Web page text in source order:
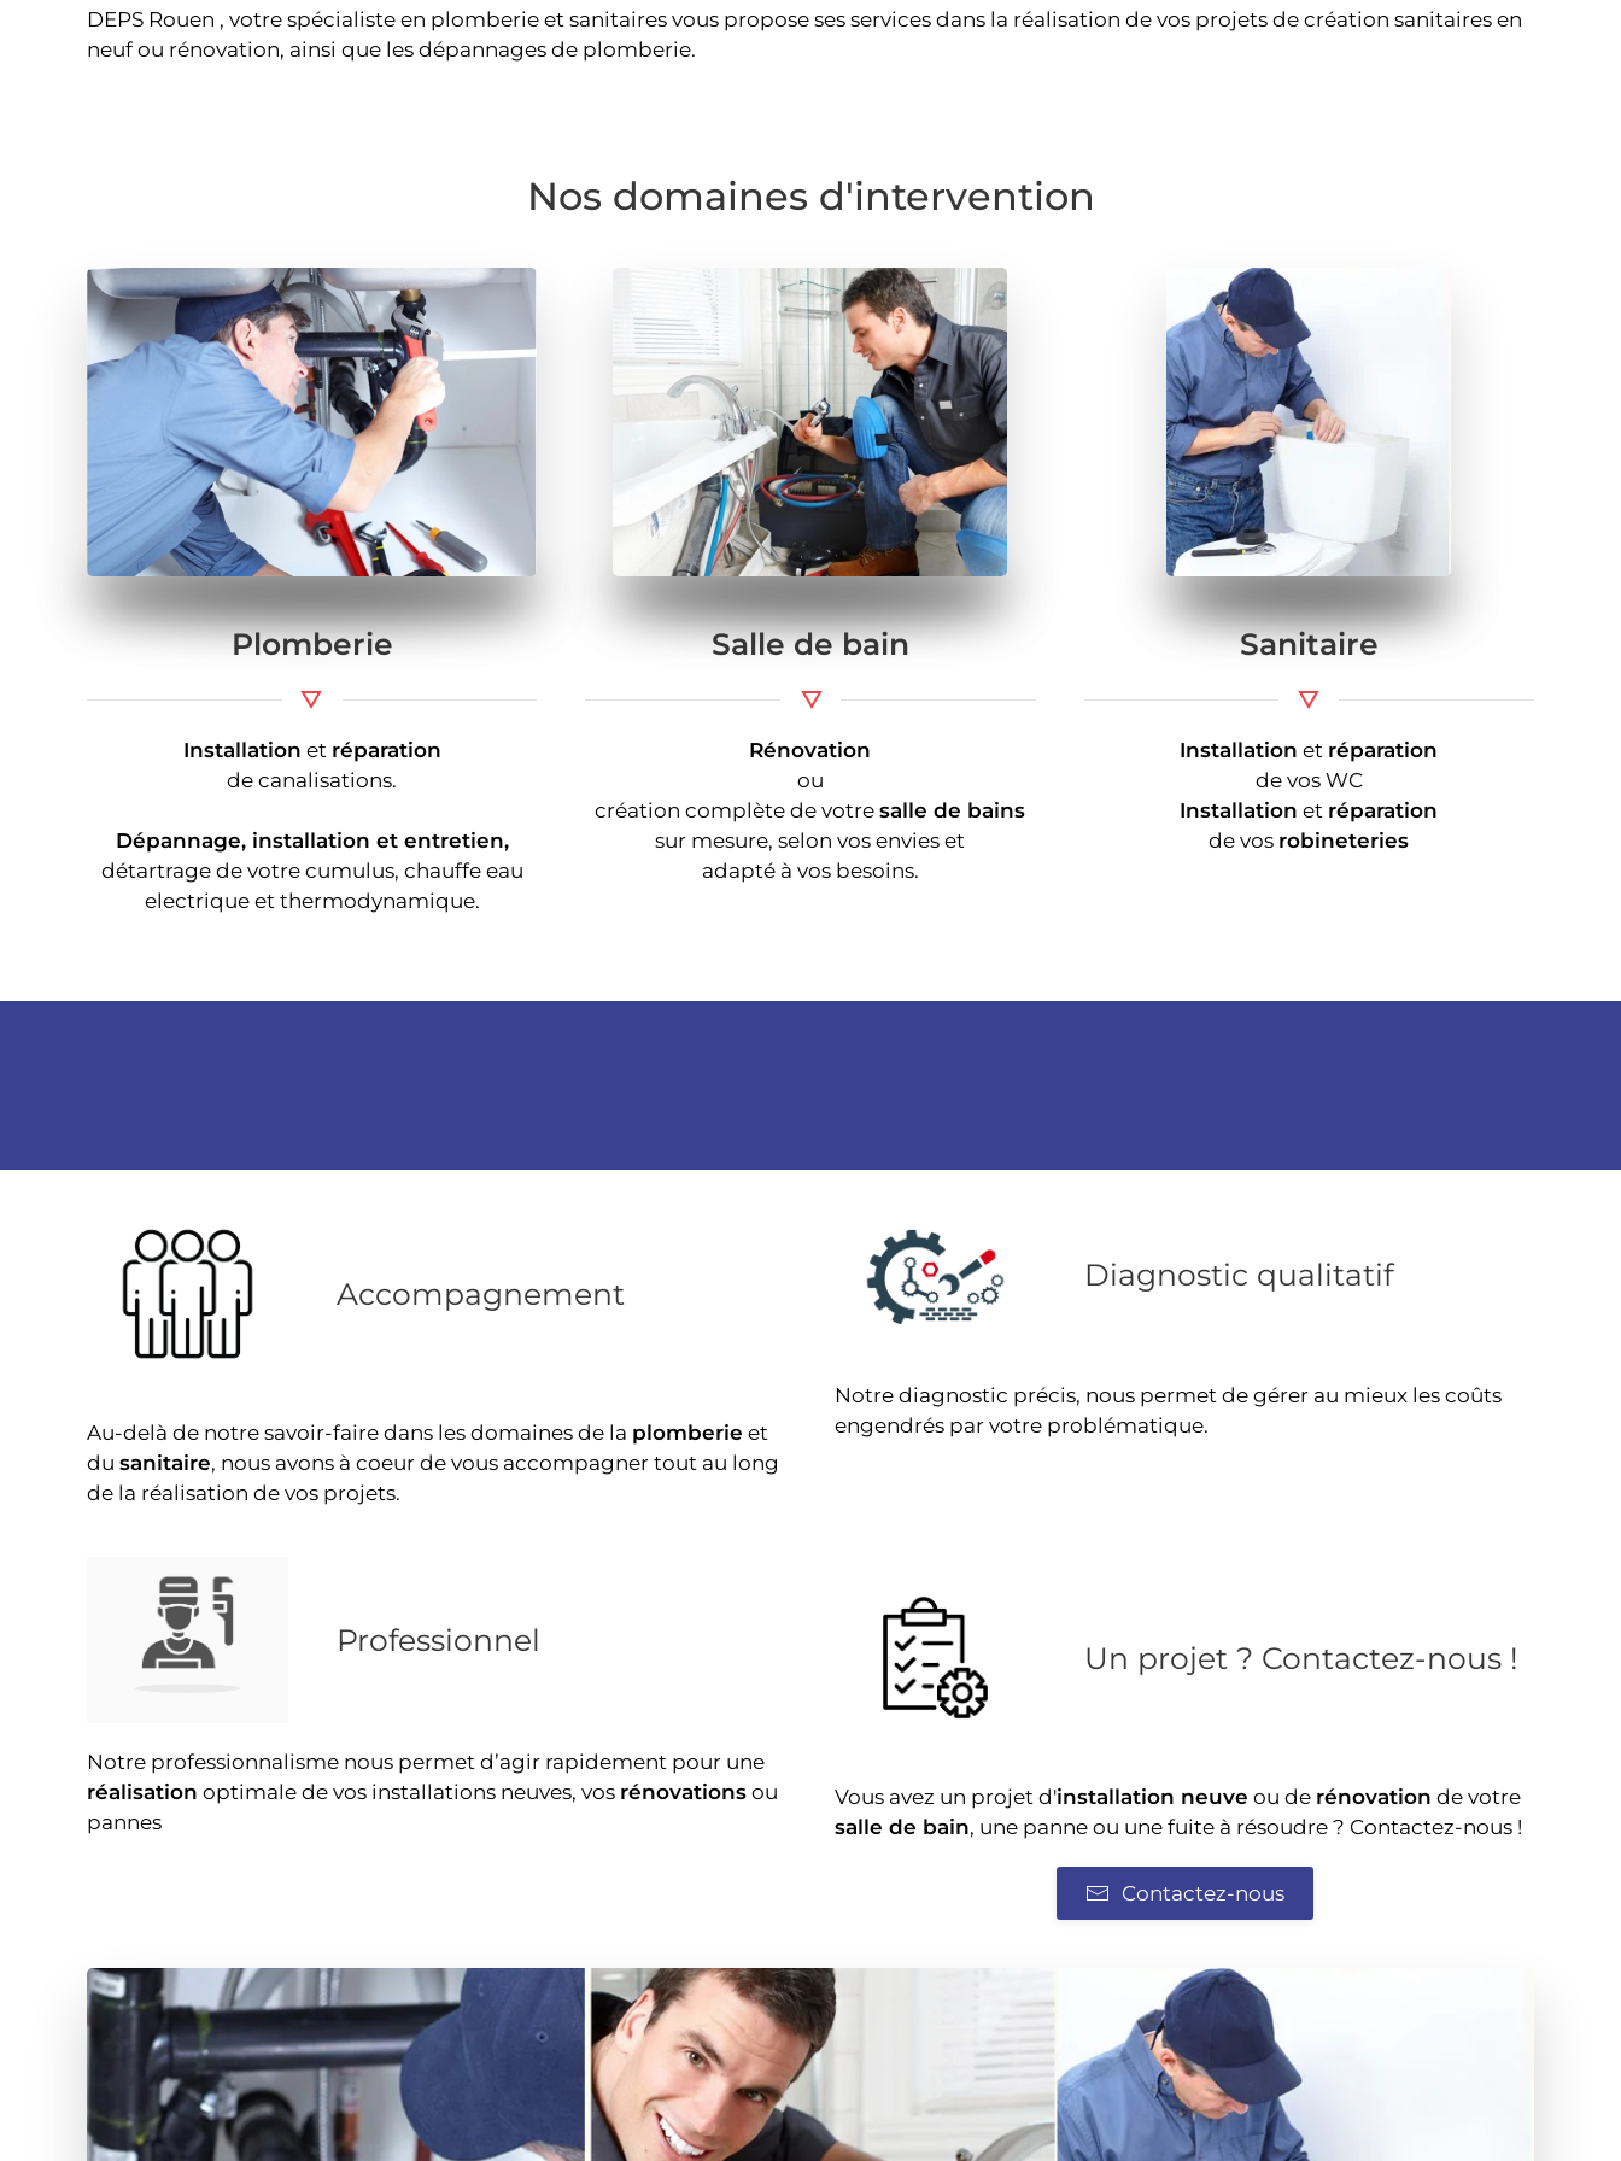
DEPS Rouen , votre spécialiste en plomberie et sanitaires vous propose ses services dans la réalisation de vos projets de création sanitaires en
neuf ou rénovation, ainsi que les dépannages de plomberie.
Nos domaines d'intervention
Plomberie
Installation et réparation
de canalisations.
Dépannage, installation et entretien,
détartrage de votre cumulus, chauffe eau
electrique et thermodynamique.
Salle de bain
Rénovation
ou
création complète de votresalle de bains
sur mesure, selon vos envies et
adapté à vos besoins.
Sanitaire
Installation et réparation
de vos WC
Installation et réparation
de vos robineteries
Accompagnement
Au-delà de notre savoir-faire dans les domaines de la plomberie et
du sanitaire, nous avons à coeur de vous accompagner tout au long
de la réalisation de vos projets.
Diagnostic qualitatif
Notre diagnostic précis, nous permet de gérer au mieux les coûts
engendrés par votre problématique.
Professionnel
Notre professionnalisme nous permet d’agir rapidement pour une
réalisation optimale de vos installations neuves, vos rénovations ou
pannes
Un projet ? Contactez-nous !
Vous avez un projet d'installation neuve ou de rénovation de votre
salle de bain, une panne ou une fuite à résoudre ? Contactez-nous !
Contactez-nous